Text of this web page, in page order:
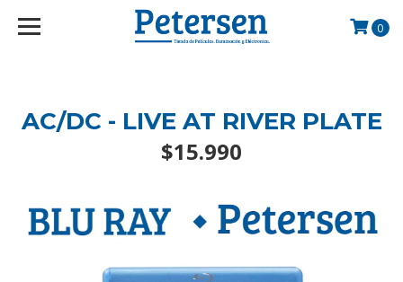
googlef2d1455d5020445a.html
0
AC/DC - LIVE AT RIVER PLATE
$15.990